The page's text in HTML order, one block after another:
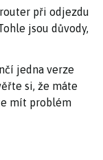
při odjezdu
jsou důvody,
jedna verze
si, že máte
mít problém